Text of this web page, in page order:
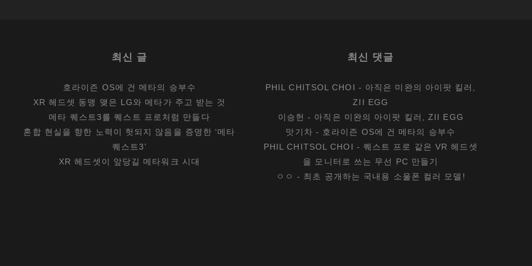
최신 글
호라이즌 OS에 건 메타의 승부수
XR 헤드셋 동맹 맺은 LG와 메타가 주고 받는 것
메타 퀘스트3를 퀘스트 프로처럼 만들다
혼합 현실을 향한 노력이 헛되지 않음을 증명한 ‘메타
퀘스트3’
XR 헤드셋이 앞당길 메타워크 시대
최신 댓글
PHIL CHITSOL CHOI - 아직은 미완의 아이팟 킬러,
ZII EGG
이승헌 - 아직은 미완의 아이팟 킬러, ZII EGG
맛기차 - 호라이즌 OS에 건 메타의 승부수
PHIL CHITSOL CHOI - 퀘스트 프로 같은 VR 헤드셋
을 모니터로 쓰는 무선 PC 만들기
ㅇㅇ - 최초 공개하는 국내용 소울폰 컬러 모델!